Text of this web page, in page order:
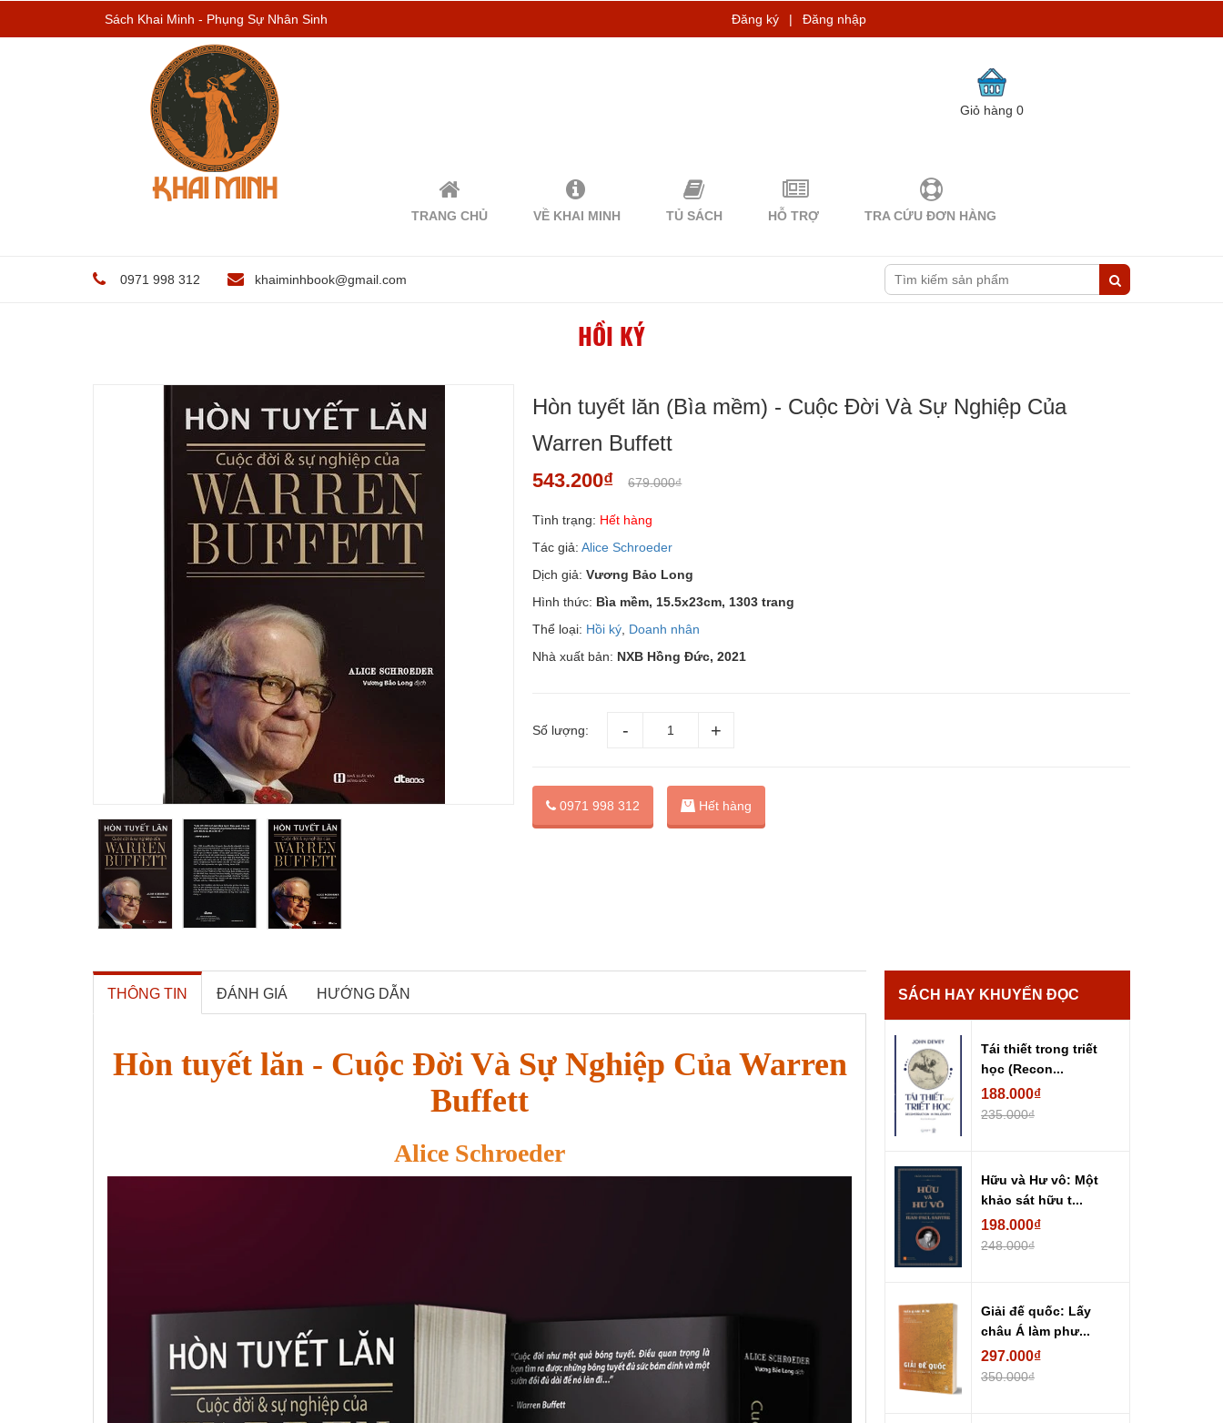
Sách Khai Minh - Phụng Sự Nhân Sinh Đăng ký | Đăng nhập
Giỏ hàng0
TRANG CHỦ VỀ KHAI MINH TỦ SÁCH HỖ TRỢ TRA CỨU ĐƠN HÀNG
0971 998 312 khaiminhbook@gmail.com
HỒI KÝ
Hòn tuyết lăn (Bìa mềm) - Cuộc Đời Và Sự Nghiệp Của
Warren Buffett
543.200₫ 679.000₫
Tình trạng: Hết hàng
Tác giả:Alice Schroeder
Dịch giả:Vương Bảo Long
Hình thức: Bìa mềm, 15.5x23cm, 1303 trang
Thể loại: Hồi ký Doanh nhân
Nhà xuất bản: NXB Hồng Đức, 2021
Số lượng:
0971 998 312 Hết hàng
THÔNG TIN ĐÁNH GIÁ HƯỚNG DẪN
Hòn tuyết lăn - Cuộc Đời Và Sự Nghiệp Của Warren
Buffett
Alice Schroeder
SÁCH HAY KHUYẾN ĐỌC
Tái thiết trong triết
học (Recon...
188.000₫
235.000₫
Hữu và Hư vô: Một
khảo sát hữu t...
198.000₫
248.000₫
Giải đế quốc: Lấy
châu Á làm phư...
297.000₫
350.000₫